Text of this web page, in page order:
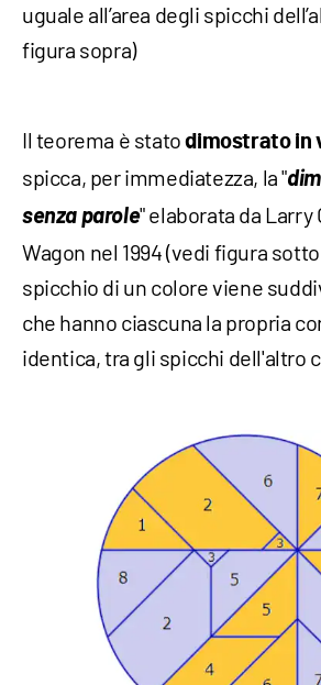
uguale all’area degli spicchi
figura sopra)
Il teorema è statodimostrato in
spicca, per immediatezza, la "
senza parole" elaborata da Larry
Wagon nel 1994 (vedi figura
spicchio di un colore viene
che hanno ciascuna la propria
identica, tra gli spicchi dell'altro